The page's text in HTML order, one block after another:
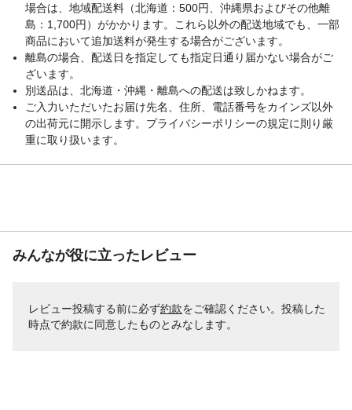
場合は、地域配送料（北海道：500円、沖縄県およびその他離
島：1,700円）がかかります。これら以外の配送地域でも、一部
商品において追加送料が発生する場合がございます。
離島の場合、配送日を指定しても指定日通り届かない場合がご
ざいます。
別送品は、北海道・沖縄・離島への配送は致しかねます。
ご入力いただいたお届け先名、住所、電話番号をカインズ以外
の出荷元に開示します。プライバシーポリシーの規定に則り厳
重に取り扱います。
みんなが役に立ったレビュー
レビュー投稿する前に必ず約款をご確認ください。投稿した
時点で約款に同意したものとみなします。